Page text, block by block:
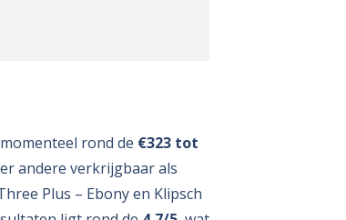
rond de €323 tot
andere verkrijgbaar als
Plus – Ebony en Klipsch